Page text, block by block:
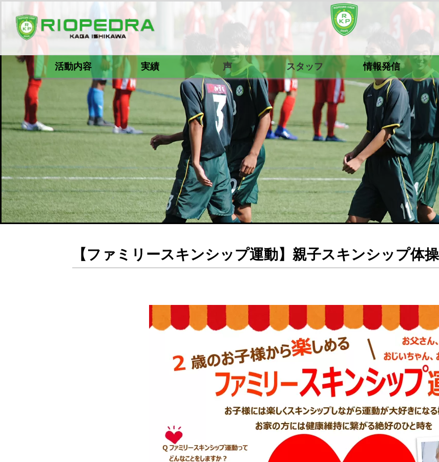
活動内容 実績 声 スタッフ 情報発信
【ファミリースキンシップ運動】親子スキンシップ体